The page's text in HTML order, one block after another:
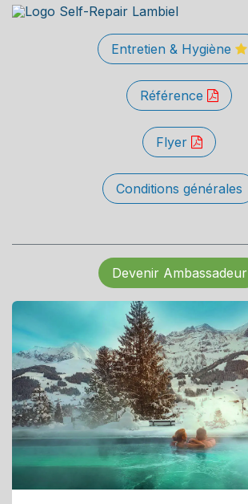
Entretien & Hygiène
Référence
Flyer
Conditions générales
Devenir Ambassadeur